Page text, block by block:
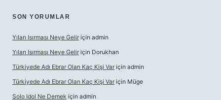
SON YORUMLAR
Yılan Isırması Neye Gelir için admin
Yılan Isırması Neye Gelir için Dorukhan
Türkiyede Adı Ebrar Olan Kaç Kişi Var için admin
Türkiyede Adı Ebrar Olan Kaç Kişi Var için Müge
Solo Idol Ne Demek için admin